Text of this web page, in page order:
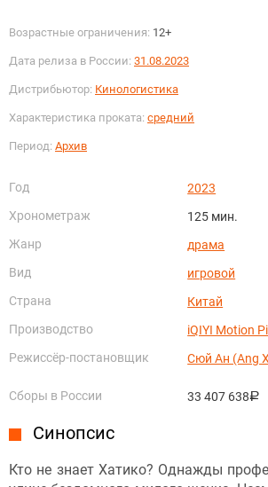
Возрастные ограничения: 12+
Дата релиза в России: 31.08.2023
Дистрибьютор: Кинологистика
Характеристика проката: средний
Период: Архив
Год
2023
Хронометраж
125 мин.
Жанр
драма
Вид
игровой
Страна
Китай
Производство
iQIYI Motion
Режиссёр-постановщик
Сюй Ан (Ang
Сборы в России 33 407 638руб.
Синопсис
Кто не знает Хатико? Однажды